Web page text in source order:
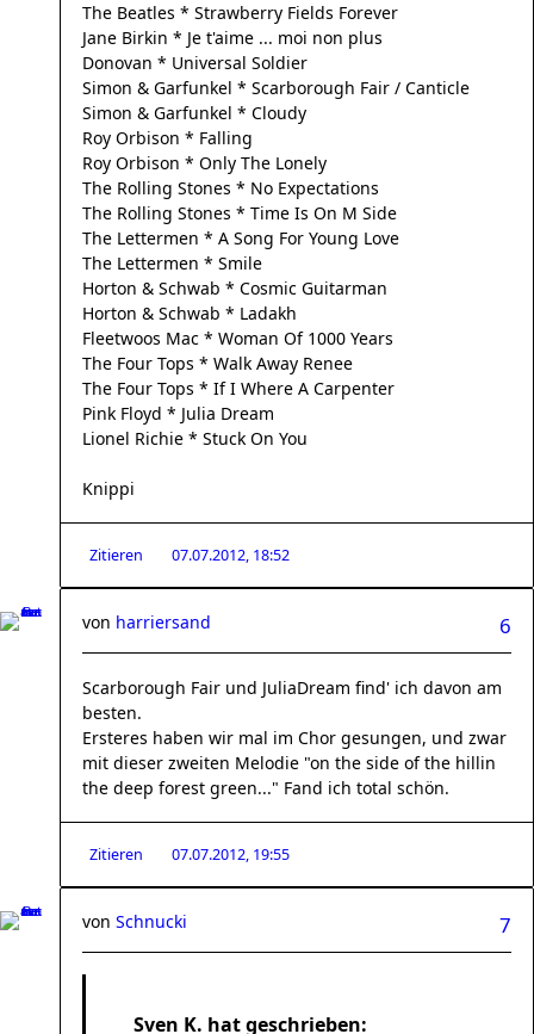
The Beatles * Strawberry Fields Forever
Jane Birkin * Je t'aime ... moi non plus
Donovan * Universal Soldier
Simon & Garfunkel * Scarborough Fair / Canticle
Simon & Garfunkel * Cloudy
Roy Orbison * Falling
Roy Orbison * Only The Lonely
The Rolling Stones * No Expectations
The Rolling Stones * Time Is On M Side
The Lettermen * A Song For Young Love
The Lettermen * Smile
Horton & Schwab * Cosmic Guitarman
Horton & Schwab * Ladakh
Fleetwoos Mac * Woman Of 1000 Years
The Four Tops * Walk Away Renee
The Four Tops * If I Where A Carpenter
Pink Floyd * Julia Dream
Lionel Richie * Stuck On You
Knippi
Zitieren 07.07.2012, 18:52
6
von harriersand
Scarborough Fair und JuliaDream find' ich davon am
besten.
Ersteres haben wir mal im Chor gesungen, und zwar
mit dieser zweiten Melodie "on the side of the hillin
the deep forest green..." Fand ich total schön.
Zitieren 07.07.2012, 19:55
7
von Schnucki
Sven K. hat geschrieben: